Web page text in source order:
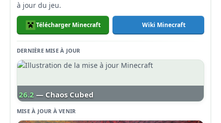
à jour du jeu.
Télécharger Minecraft Wiki Minecraft
DERNIÈRE MISE À JOUR
26.2 — Chaos Cubed
MISE À JOUR À VENIR